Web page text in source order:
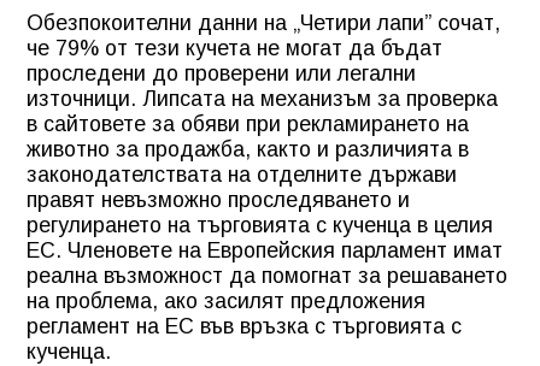
Обезпокоителни данни на „Четири лапи” сочат,
че 79% от тези кучета не могат да бъдат
проследени до проверени или легални
източници. Липсата на механизъм за проверка
в сайтовете за обяви при рекламирането на
животно за продажба, както и различията в
законодателствата на отделните държави
правят невъзможно проследяването и
регулирането на търговията с кученца в целия
ЕС. Членовете на Европейския парламент имат
реална възможност да помогнат за решаването
на проблема, ако засилят предложения
регламент на ЕС във връзка с търговията с
кученца.